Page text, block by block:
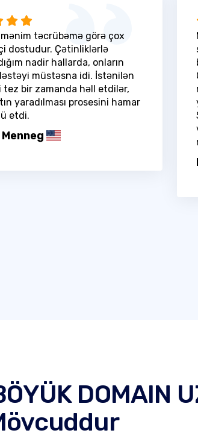
mənim təcrübəmə görə çox
dostudur. Çətinliklərlə
nadir hallarda, onların
müstəsna idi. İstənilən
tez bir zamanda həll etdilər,
yaradılması prosesini hamar
etdi.
DOMAIN